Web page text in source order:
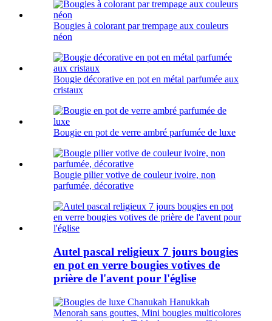
Bougies à colorant par trempage aux couleurs
néon
Bougie décorative en pot en métal parfumée aux
cristaux
Bougie en pot de verre ambré parfumée de luxe
Bougie pilier votive de couleur ivoire, non
parfumée, décorative
Autel pascal religieux 7 jours bougies
en pot en verre bougies votives de
prière de l'avent pour l'église